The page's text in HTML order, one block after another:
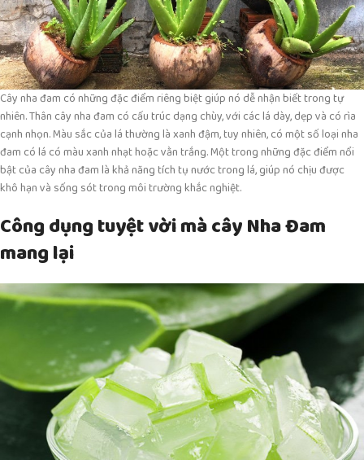
Cây nha đam có những đặc điểm riêng biệt giúp nó dễ nhận biết trong tự
nhiên. Thân cây nha đam có cấu trúc dạng chùy, với các lá dày, dẹp và có rìa
cạnh nhọn. Màu sắc của lá thường là xanh đậm, tuy nhiên, có một số loại nha
đam có lá có màu xanh nhạt hoặc vằn trắng. Một trong những đặc điểm nổi
bật của cây nha đam là khả năng tích tụ nước trong lá, giúp nó chịu được
khô hạn và sống sót trong môi trường khắc nghiệt.
Công dụng tuyệt vời mà cây Nha Đam
mang lại